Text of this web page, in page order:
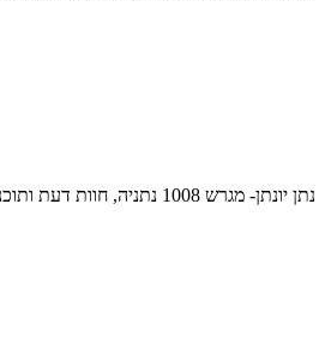
נתן יונתן- מגרש 1008 נתניה, חוות דעת ותוכנית הידרולוגית לניהול מי נגר